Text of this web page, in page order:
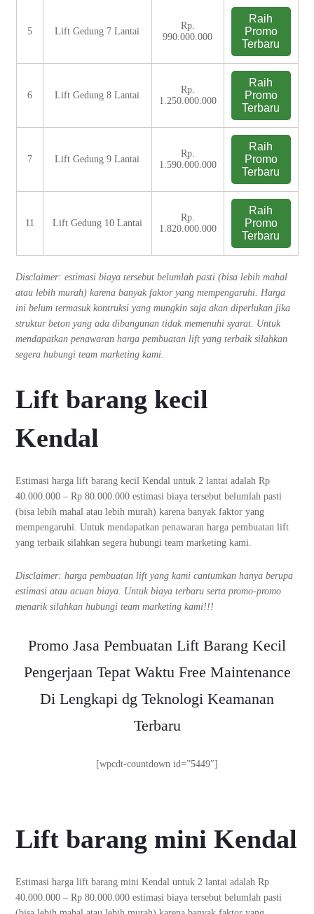
5 Lift Gedung 7 Lantai
Rp.
990.000.000
Raih
Promo
Terbaru
6 Lift Gedung 8 Lantai
Rp.
1.250.000.000
Raih
Promo
Terbaru
7 Lift Gedung 9 Lantai
Rp.
1.590.000.000
Raih
Promo
Terbaru
11 Lift Gedung 10 Lantai
Rp.
1.820.000.000
Raih
Promo
Terbaru
Disclaimer: estimasi biaya tersebut belumlah pasti (bisa lebih mahal
atau lebih murah) karena banyak faktor yang mempengaruhi. Harga
ini belum termasuk kontruksi yang mungkin saja akan diperlukan jika
struktur beton yang ada dibangunan tidak memenuhi syarat. Untuk
mendapatkan penawaran harga pembuatan lift yang terbaik silahkan
segera hubungi team marketing kami.
Lift barang kecil
Kendal
Estimasi harga lift barang kecil Kendal untuk 2 lantai adalah Rp
40.000.000 – Rp 80.000.000 estimasi biaya tersebut belumlah pasti
(bisa lebih mahal atau lebih murah) karena banyak faktor yang
mempengaruhi. Untuk mendapatkan penawaran harga pembuatan lift
yang terbaik silahkan segera hubungi team marketing kami.
Disclaimer: harga pembuatan lift yang kami cantumkan hanya berupa
estimasi atau acuan biaya. Untuk biaya terbaru serta promo-promo
menarik silahkan hubungi team marketing kami!!!
Promo Jasa Pembuatan Lift Barang Kecil
Pengerjaan Tepat Waktu Free Maintenance
Di Lengkapi dg Teknologi Keamanan
Terbaru
[wpcdt-countdown id=”5449″]
Lift barang mini Kendal
Estimasi harga lift barang mini Kendal untuk 2 lantai adalah Rp
40.000.000 – Rp 80.000.000 estimasi biaya tersebut belumlah pasti